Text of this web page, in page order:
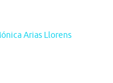
Arias Llorens